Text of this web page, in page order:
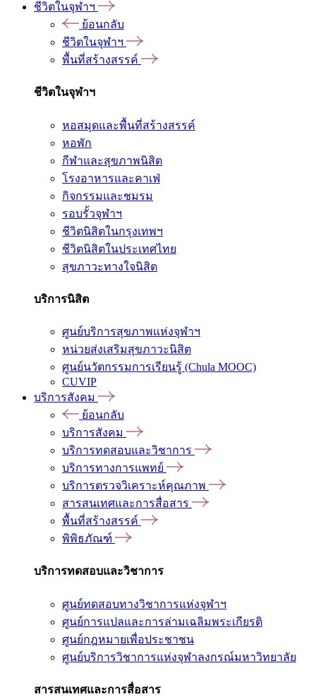
ชีวิตในจุฬาฯ
ย้อนกลับ
ชีวิตในจุฬาฯ
พื้นที่สร้างสรรค์
ชีวิตในจุฬาฯ
หอสมุดและพื้นที่สร้างสรรค์
หอพัก
กีฬาและสุขภาพนิสิต
โรงอาหารและคาเฟ่
กิจกรรมและชมรม
รอบรั้วจุฬาฯ
ชีวิตนิสิตในกรุงเทพฯ
ชีวิตนิสิตในประเทศไทย
สุขภาวะทางใจนิสิต
บริการนิสิต
ศูนย์บริการสุขภาพแห่งจุฬาฯ
หน่วยส่งเสริมสุขภาวะนิสิต
ศูนย์นวัตกรรมการเรียนรู้ (Chula MOOC)
CUVIP
บริการสังคม
ย้อนกลับ
บริการสังคม
บริการทดสอบและวิชาการ
บริการทางการแพทย์
บริการตรวจวิเคราะห์คุณภาพ
สารสนเทศและการสื่อสาร
พื้นที่สร้างสรรค์
พิพิธภัณฑ์
บริการทดสอบและวิชาการ
ศูนย์ทดสอบทางวิชาการแห่งจุฬาฯ
ศูนย์การแปลและการล่ามเฉลิมพระเกียรติ
ศูนย์กฎหมายเพื่อประชาชน
ศูนย์บริการวิชาการแห่งจุฬาลงกรณ์มหาวิทยาลัย
สารสนเทศและการสื่อสาร